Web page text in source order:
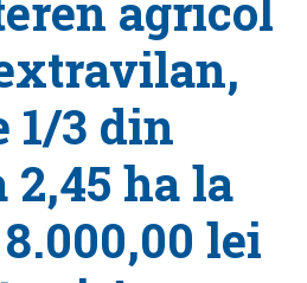
1/3 din
ha la
lei